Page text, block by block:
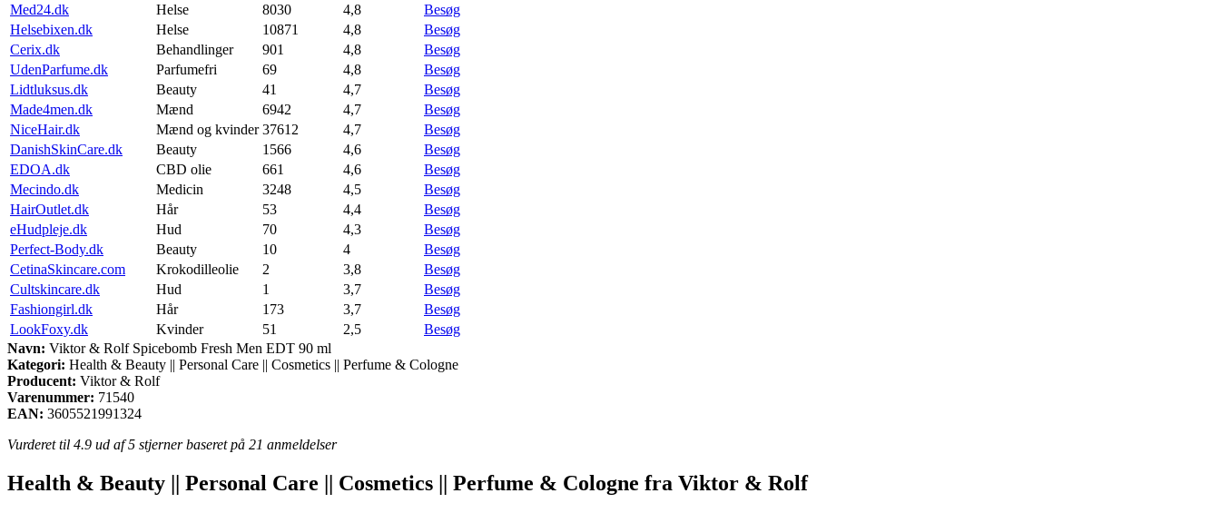
Med24.dk
Helse 8030 4,8
Besøg
Helsebixen.dk
Helse 10871 4,8
Besøg
Cerix.dk
Behandlinger 901 4,8
Besøg
UdenParfume.dk
Parfumefri 69 4,8
Besøg
Lidtluksus.dk
Beauty 41 4,7
Besøg
Made4men.dk
Mænd 6942 4,7
Besøg
NiceHair.dk
Mænd og kvinder 37612 4,7
Besøg
DanishSkinCare.dk
Beauty 1566 4,6
Besøg
EDOA.dk
CBD olie 661 4,6
Besøg
Mecindo.dk
Medicin 3248 4,5
Besøg
HairOutlet.dk
Hår 53 4,4
Besøg
eHudpleje.dk
Hud 70 4,3
Besøg
Perfect-Body.dk
Beauty 10 4
Besøg
CetinaSkincare.com
Krokodilleolie 2 3,8
Besøg
Cultskincare.dk
Hud 1 3,7
Besøg
Fashiongirl.dk
Hår 173 3,7
Besøg
LookFoxy.dk
Kvinder 51 2,5
Besøg
Navn: Viktor & Rolf Spicebomb Fresh Men EDT 90 ml
Kategori: Health & Beauty || Personal Care || Cosmetics || Perfume & Cologne
Producent: Viktor & Rolf
Varenummer: 71540
EAN: 3605521991324
Vurderet til 4.9 ud af 5 stjerner baseret på 21 anmeldelser
Health & Beauty || Personal Care || Cosmetics || Perfume & Cologne fra Viktor & Rolf